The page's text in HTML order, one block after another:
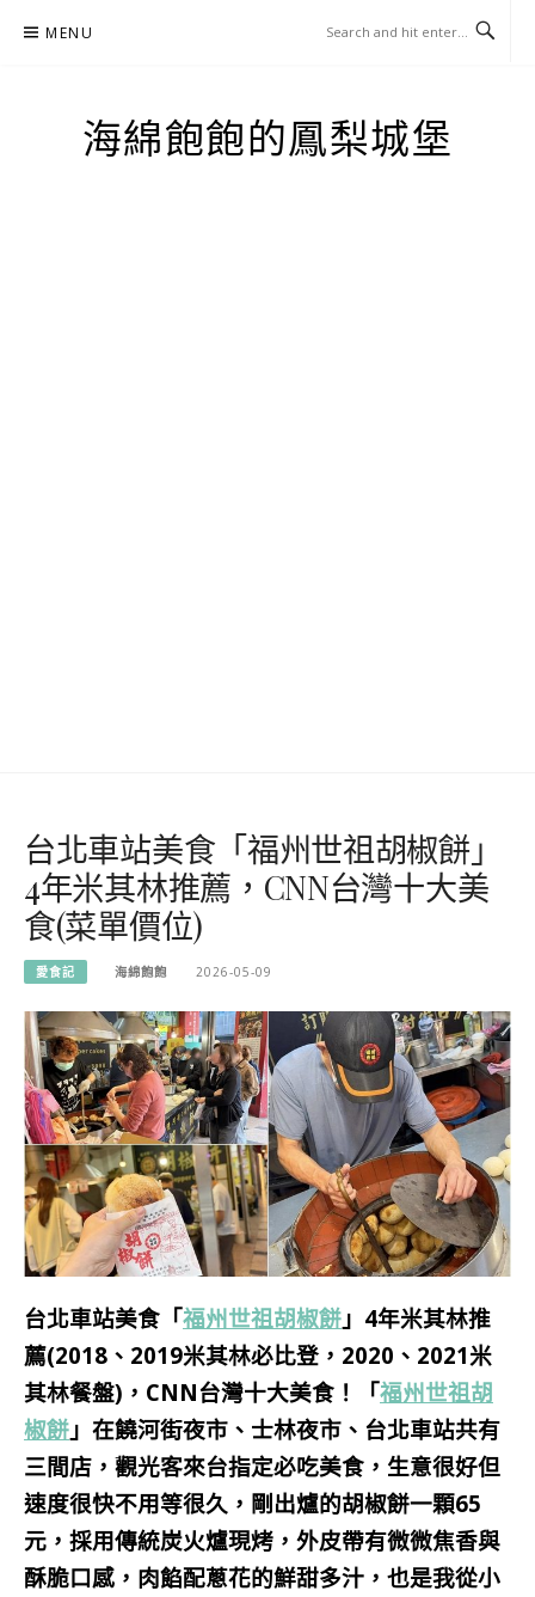
MENU
海綿飽飽的鳳梨城堡
台北車站美食「福州世祖胡椒餅」
4年米其林推薦，CNN台灣十大美
食(菜單價位)
愛食記 海綿飽飽 2026-05-09
台北車站美食「福州世祖胡椒餅 」4年米其林推
薦(2018、2019米其林必比登，2020、2021米
其林餐盤)，CNN台灣十大美食！「福州世祖胡
椒餅 」在饒河街夜市、士林夜市、台北車站共有
三間店，觀光客來台指定必吃美食，生意很好但
速度很快不用等很久， 剛出爐的胡椒餅一顆65
元，採用傳統炭火爐現烤，外皮帶有微微焦香與
酥脆口感，肉餡配蔥花的鮮甜多汁，也是我從小